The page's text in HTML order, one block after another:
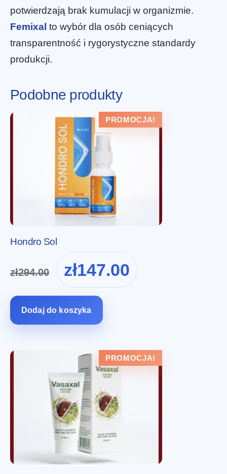
potwierdzają brak kumulacji w organizmie.
Femixal to wybór dla osób ceniących
transparentność i rygorystyczne standardy
produkcji.
Podobne produkty
PROMOCJA!
Hondro Sol
zł294.00
Pierwotna
cena
wynosiła:
zł147.00
cena
Dodaj do koszyka
PROMOCJA!